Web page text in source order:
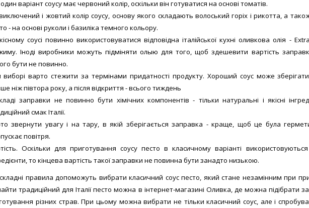
варіант соусу має червоний колір, оскільки він готуватися на основі томатів.
і жовтий колір соусу, основу якого складають волоський горіх і рикотта, а
- на основі руколи і базиліка темного кольору.
соусі повинно використовуватися відповідна італійської кухні оливкова олія -
Іноді виробники можуть підміняти олыю для того, щоб здешевити вартість
бути не повинно.
виборі варто стежити за термінами придатності продукту. Хороший соус може
ніж півтора року, а після відкриття - всього тиждень
заправки не повинно бути хімічних компонентів - тільки натуральні і якісні
смак Італії.
звернути увагу і на тару, в якій зберігається заправка - краще, щоб це була
повітря.
Оскільки для приготування соусу песто в класичному варіанті використовуються
то кінцева вартість такої заправки не повинна бути занадто низькою.
правила допоможуть вибрати класичний соус песто, який стане незамінним при
традиційний для Італії песто можна в інтернет-магазині Оливка, де можна підібрати
різних страв. При цьому можна вибрати не тільки класичний соус, але і